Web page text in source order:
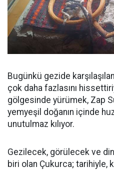
Bugünkü gezide
çok daha fazlasını
gölgesinde yürümek, Zap
yemyeşil doğanın içinde
unutulmaz kılıyor.
Gezilecek, görülecek ve
biri olan Çukurca; tarihiyle,